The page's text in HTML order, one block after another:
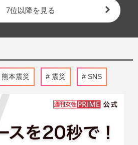
7位以降を見る
熊本震災 震災 SNS